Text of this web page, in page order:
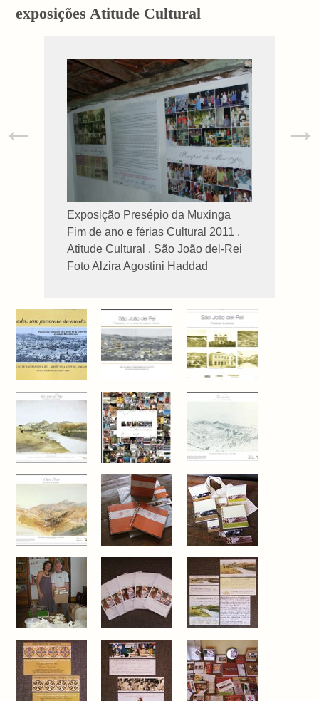
exposições Atitude Cultural
Exposição Presépio da Muxinga
Fim de ano e férias Cultural 2011 .
Atitude Cultural . São João del-Rei
Foto Alzira Agostini Haddad
← →